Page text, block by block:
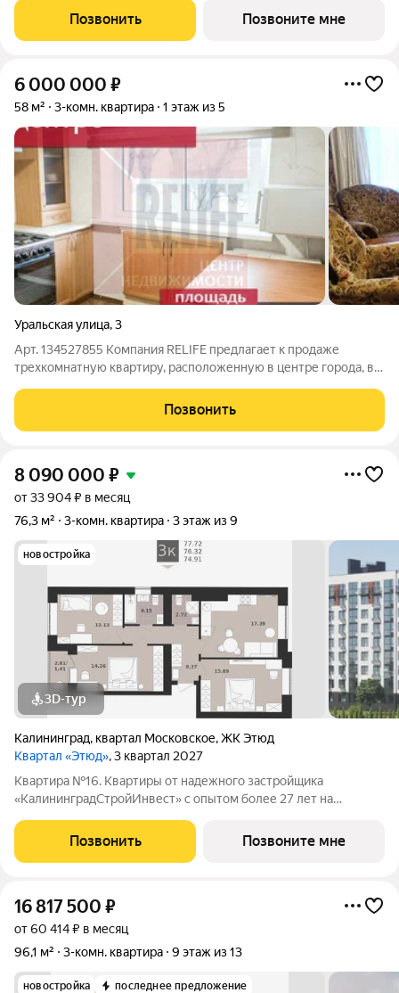
Квартира находится в жилом комплексе комфорт-класса
«Включи» от надежного
Позвонить Позвоните мне
6 000 000 ₽
58 м² 3-комн. квартира 1 этаж из 5
Уральская улица,3
Арт. 134527855 Компания RELIFE предлагает к продаже
трехкомнатную квартиру, расположенную в центре города, в
установлены пластиковые окна, заменяна сантехника, на полу
линолеум. Жилые комнаты
Позвонить
8 090 000 ₽
от 33 904 ₽ в месяц
76,3 м²
3-комн. квартира 3 этаж из 9
новостройка
3D-тур
Калининград, квартал Московское,ЖК Этюд
Квартал «Этюд», 3 квартал 2027
Квартира №16. Квартиры от надежного застройщика
«КалининградСтройИнвест» с опытом более 27 лет на
Московском районе Калининграда, где пересекаются
новостройки и частный сектор. Это один из самых быстро
Позвонить Позвоните мне
16 817 500 ₽
от 60 414 ₽ в месяц
96,1 м²
3-комн. квартира 9 этаж из 13
новостройка последнее предложение